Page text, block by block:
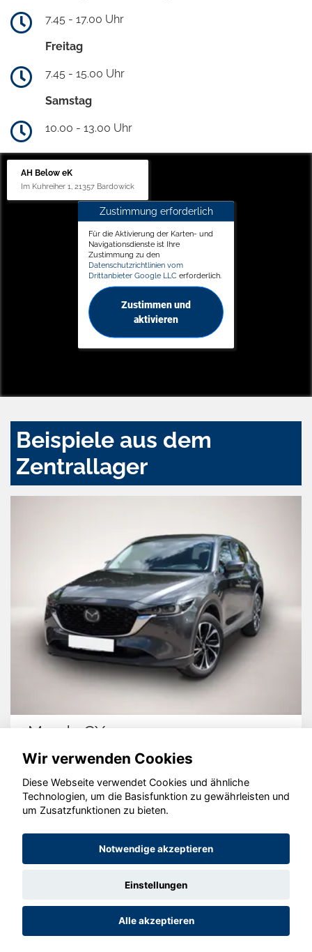
7.45 - 17.00 Uhr
Freitag
7.45 - 15.00 Uhr
Samstag
10.00 - 13.00 Uhr
AH Below eK
Im Kuhreiher 1, 21357 Bardowick
Zustimmung erforderlich
Für die Aktivierung der Karten- und
Navigationsdienste ist Ihre
Zustimmung zu den
Datenschutzrichtlinien vom
Drittanbieter Google LLC erforderlich.
Zustimmen und
aktivieren
Beispiele aus dem
Zentrallager
Mazda CX-5
© konjunkturmotor.de GmbH 2020 - 2026
Wir verwenden Cookies
Diese Webseite verwendet Cookies und ähnliche
Technologien, um die Basisfunktion zu gewährleisten und
um Zusatzfunktionen zu bieten.
Notwendige akzeptieren
Einstellungen
Alle akzeptieren